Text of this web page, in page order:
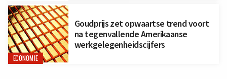
ECONOMIE
Goudprijs zet opwaartse trend voort
na tegenvallende Amerikaanse
werkgelegenheidscijfers